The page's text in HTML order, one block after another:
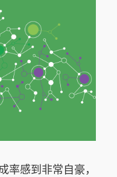
率感到非常自豪，